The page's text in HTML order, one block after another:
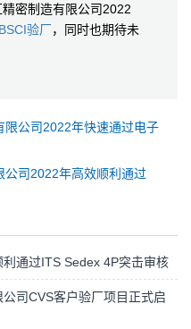
密制造有限公司2022
BSCI验厂，同时也期待未
限公司2022年快速通过电子
司2022年高效顺利通过
通过ITS Sedex 4P突击审核
司CVS客户验厂项目正式启